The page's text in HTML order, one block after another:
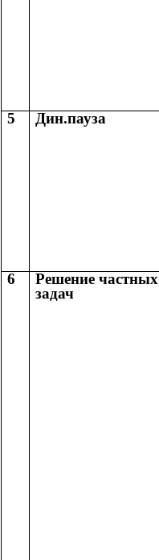
5
Дин.пауза
6
Решение частных
задач